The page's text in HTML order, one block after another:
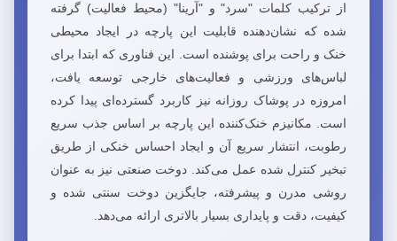
از ترکیب کلمات "سرد" و "آرینا" (محیط فعالیت) گرفته
شده که نشان‌دهنده قابلیت این پارچه در ایجاد محیطی
خنک و راحت برای پوشنده است. این فناوری که ابتدا برای
لباس‌های ورزشی و فعالیت‌های خارجی توسعه یافت،
امروزه در پوشاک روزانه نیز کاربرد گسترده‌ای پیدا کرده
است. مکانیزم خنک‌کننده این پارچه بر اساس جذب سریع
رطوبت، انتشار سریع آن و ایجاد احساس خنکی از طریق
تبخیر کنترل شده عمل می‌کند. دوخت صنعتی نیز به عنوان
روشی مدرن و پیشرفته، جایگزین دوخت سنتی شده و
کیفیت، دقت و پایداری بسیار بالاتری ارائه می‌دهد.